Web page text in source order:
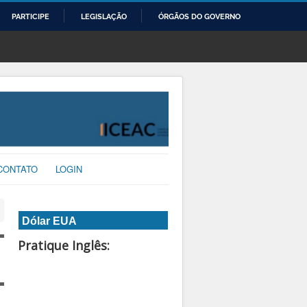
PARTICIPE LEGISLAÇÃO ÓRGÃOS DO GOVERNO
LOGIN
Dólar EUA
Pratique Inglês: